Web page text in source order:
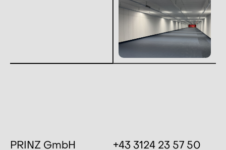
PRINZ GmbH +43 3124 23 57 50